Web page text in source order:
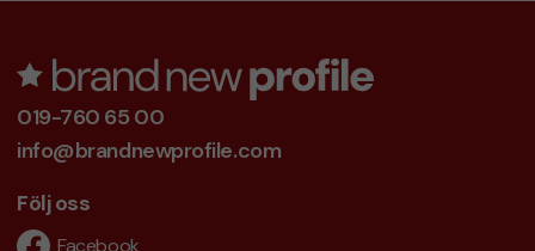
019-760 65 00
info@brandnewprofile.com
Följ oss
Facebook